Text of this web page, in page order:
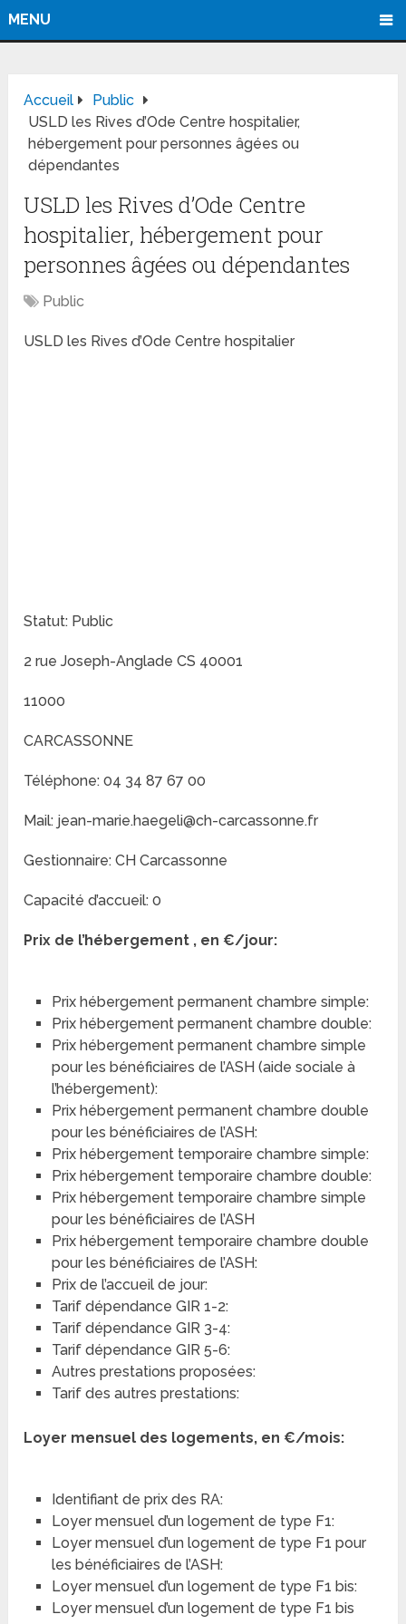
MENU
Accueil
Public
USLD les Rives d’Ode Centre hospitalier,
hébergement pour personnes âgées ou
dépendantes
USLD les Rives d’Ode Centre
hospitalier, hébergement pour
personnes âgées ou dépendantes
Public
USLD les Rives d’Ode Centre hospitalier
Statut: Public
2 rue Joseph-Anglade CS 40001
11000
CARCASSONNE
Téléphone: 04 34 87 67 00
Mail: jean-marie.haegeli@ch-carcassonne.fr
Gestionnaire: CH Carcassonne
Capacité d’accueil: 0
Prix de l’hébergement , en €/jour:
Prix hébergement permanent chambre simple:
Prix hébergement permanent chambre double:
Prix hébergement permanent chambre simple
pour les bénéficiaires de l’ASH (aide sociale à
l’hébergement):
Prix hébergement permanent chambre double
pour les bénéficiaires de l’ASH:
Prix hébergement temporaire chambre simple:
Prix hébergement temporaire chambre double:
Prix hébergement temporaire chambre simple
pour les bénéficiaires de l’ASH
Prix hébergement temporaire chambre double
pour les bénéficiaires de l’ASH:
Prix de l’accueil de jour:
Tarif dépendance GIR 1-2:
Tarif dépendance GIR 3-4:
Tarif dépendance GIR 5-6:
Autres prestations proposées:
Tarif des autres prestations:
Loyer mensuel des logements, en €/mois:
Identifiant de prix des RA:
Loyer mensuel d’un logement de type F1:
Loyer mensuel d’un logement de type F1 pour
les bénéficiaires de l’ASH:
Loyer mensuel d’un logement de type F1 bis:
Loyer mensuel d’un logement de type F1 bis